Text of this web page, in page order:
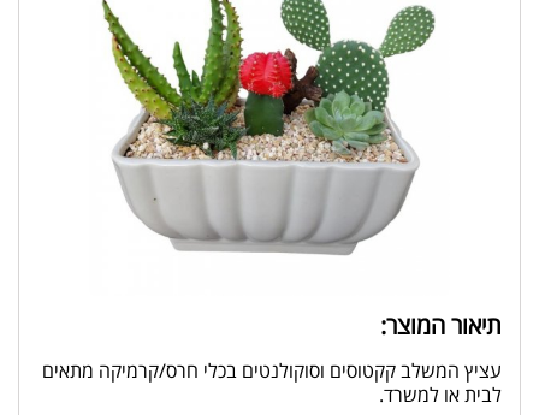
תיאור המוצר:
עציץ המשלב קקטוסים וסוקולנטים בכלי חרס/קרמיקה מתאים
לבית או למשרד.